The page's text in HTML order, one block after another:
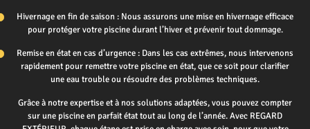
Hivernage en fin de saison : Nous assurons une mise en hivernage efficace
pour protéger votre piscine durant l’hiver et prévenir tout dommage.
Remise en état en cas d’urgence : Dans les cas extrêmes, nous intervenons
rapidement pour remettre votre piscine en état, que ce soit pour clarifier
une eau trouble ou résoudre des problèmes techniques.
Grâce à notre expertise et à nos solutions adaptées, vous pouvez compter
sur une piscine en parfait état tout au long de l’année. Avec REGARD